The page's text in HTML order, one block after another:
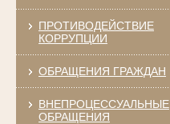
ПРОТИВОДЕЙСТВИЕ
КОРРУПЦИИ
ОБРАЩЕНИЯ ГРАЖДАН
ВНЕПРОЦЕССУАЛЬНЫЕ
ОБРАЩЕНИЯ